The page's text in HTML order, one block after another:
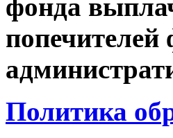
фонда
Политика